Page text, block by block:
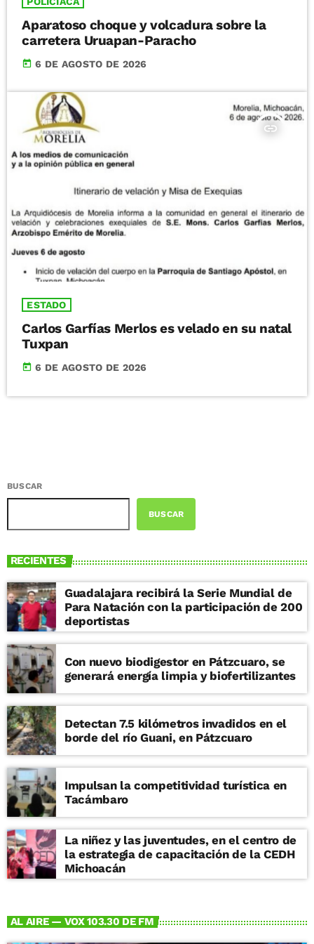
Aparatoso choque y volcadura sobre la
carretera Uruapan-Paracho
today 6 DE AGOSTO DE 2026
insert_link
ESTADO
Carlos Garfías Merlos es velado en su natal
Tuxpan
today 6 DE AGOSTO DE 2026
BUSCAR
BUSCAR
RECIENTES
Guadalajara recibirá la Serie Mundial de
Para Natación con la participación de 200
deportistas
Con nuevo biodigestor en Pátzcuaro, se
generará energía limpia y biofertilizantes
Detectan 7.5 kilómetros invadidos en el
borde del río Guani, en Pátzcuaro
Impulsan la competitividad turística en
Tacámbaro
La niñez y las juventudes, en el centro de
la estrategia de capacitación de la CEDH
Michoacán
AL AIRE — VOX 103.30 DE FM